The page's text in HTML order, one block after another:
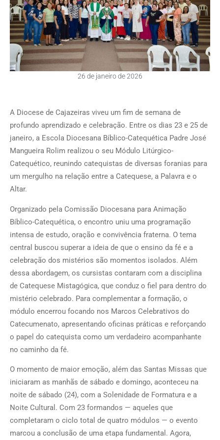
26 de janeiro de 2026
A Diocese de Cajazeiras viveu um fim de semana de
profundo aprendizado e celebração. Entre os dias 23 e 25 de
janeiro, a Escola Diocesana Bíblico-Catequética Padre José
Mangueira Rolim realizou o seu Módulo Litúrgico-
Catequético, reunindo catequistas de diversas foranias para
um mergulho na relação entre a Catequese, a Palavra e o
Altar.
Organizado pela Comissão Diocesana para Animação
Bíblico-Catequética, o encontro uniu uma programação
intensa de estudo, oração e convivência fraterna. O tema
central buscou superar a ideia de que o ensino da fé e a
celebração dos mistérios são momentos isolados. Além
dessa abordagem, os cursistas contaram com a disciplina
de Catequese Mistagógica, que conduz o fiel para dentro do
mistério celebrado. Para complementar a formação, o
módulo encerrou focando nos Marcos Celebrativos do
Catecumenato, apresentando oficinas práticas e reforçando
o papel do catequista como um verdadeiro acompanhante
no caminho da fé.
O momento de maior emoção, além das Santas Missas que
iniciaram as manhãs de sábado e domingo, aconteceu na
noite de sábado (24), com a Solenidade de Formatura e a
Noite Cultural. Com 23 formandos — aqueles que
completaram o ciclo total de quatro módulos — o evento
marcou a conclusão de uma etapa fundamental. Agora,